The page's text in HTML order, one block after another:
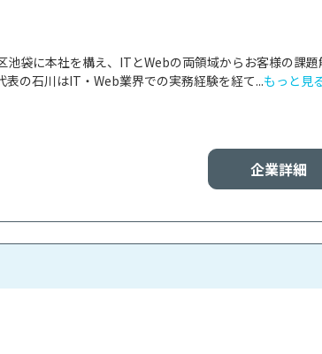
池袋に本社を構え、ITとWebの両領域からお客様の課題
の石川はIT・Web業界での実務経験を経て...もっと見
企業詳細